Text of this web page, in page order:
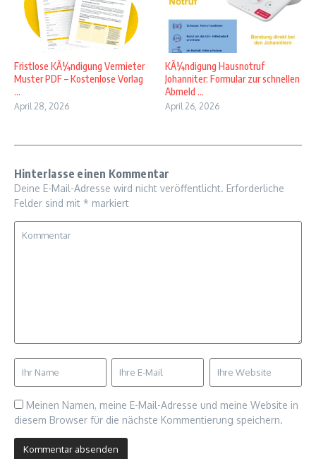
Fristlose KÃ¼ndigung Vermieter
Muster PDF – Kostenlose Vorlag
...
April 28, 2026
KÃ¼ndigung Hausnotruf
Johanniter: Formular zur schnellen
Abmeld ...
April 26, 2026
Hinterlasse einen Kommentar
Deine E-Mail-Adresse wird nicht veröffentlicht. Erforderliche
Felder sind mit * markiert
Meinen Namen, meine E-Mail-Adresse und meine Website in
diesem Browser für die nächste Kommentierung speichern.